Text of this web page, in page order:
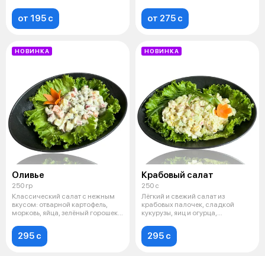
от 195 c от 275 c
НОВИНКА
Оливье
250 гр
Классический салат с нежным
вкусом: отварной картофель,
морковь, яйца, зелёный горошек и
295 c
НОВИНКА
Крабовый салат
250 с
Лёгкий и свежий салат из
крабовых палочек, сладкой
кукурузы, яиц и огурца,
295 c